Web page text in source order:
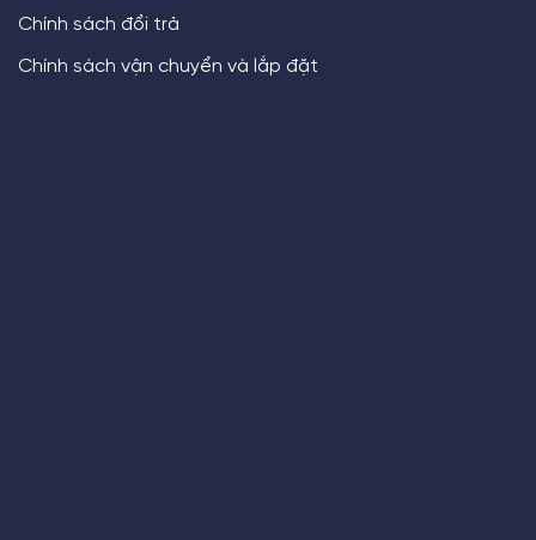
Chính sách đổi trả
Chính sách vận chuyển và lắp đặt